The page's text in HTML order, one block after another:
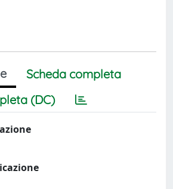
Scheda completa
(DC)